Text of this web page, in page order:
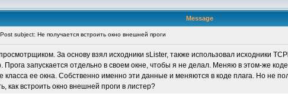
Message
subject: Не получается встроить окно внешней проги
За основу взял исходники sLister, также использовал исходники
запускается отдельно в своем окне, чтобы я не делал. Меняю в этом-же
класса ее окна. Собственно именно эти данные и меняются в коде плага. Но не
как встроить окно внешней проги в листер?